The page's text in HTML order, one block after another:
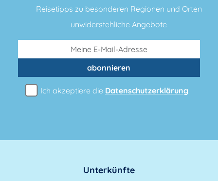
Reisetipps zu besonderen Regionen und Orten
unwiderstehliche Angebote
abonnieren
Ich akzeptiere die Datenschutzerklärung.
Unterkünfte